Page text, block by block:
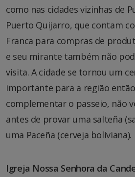
como nas cidades vizinhas de
Puerto Quijarro, que contam
Franca para compras de
e seu mirante também não
visita. A cidade se tornou um
importante para a região
complementar o passeio, não
antes de provar uma salteña
uma Paceña (cerveja boliviana).
Igreja Nossa Senhora da